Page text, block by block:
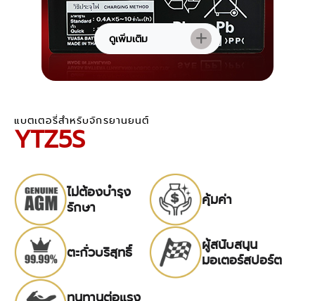
ดูเพิ่มเติม
แบตเตอรี่สำหรับจักรยานยนต์
YTZ5S
ไม่ต้องบำรุง
รักษา
คุ้มค่า
ตะกั่วบริสุทธิ์
ผู้สนับสนุน
มอเตอร์สปอร์ต
ทนทานต่อแรง